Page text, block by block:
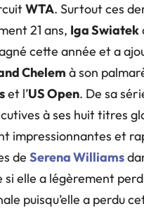
WTA. Surtout ces
21 ans, Iga Swiatek
cette année et a
Chelem à son
et l’US Open. De sa
à ses huit titres
impressionnantes et
de Serena Williams
elle a légèrement
puisqu’elle a perdu